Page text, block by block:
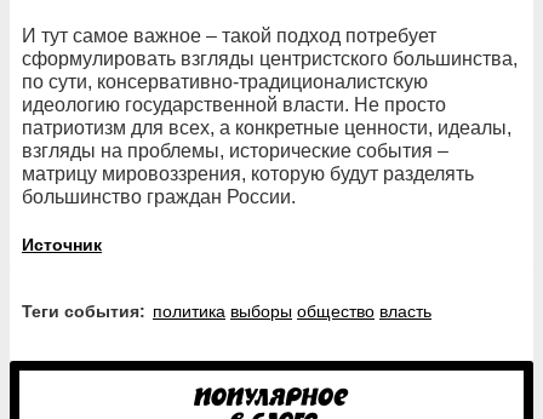
И тут самое важное – такой подход потребует
сформулировать взгляды центристского большинства,
по сути, консервативно-традиционалистскую
идеологию государственной власти. Не просто
патриотизм для всех, а конкретные ценности, идеалы,
взгляды на проблемы, исторические события –
матрицу мировоззрения, которую будут разделять
большинство граждан России.
Источник
Теги события: политика выборы общество власть